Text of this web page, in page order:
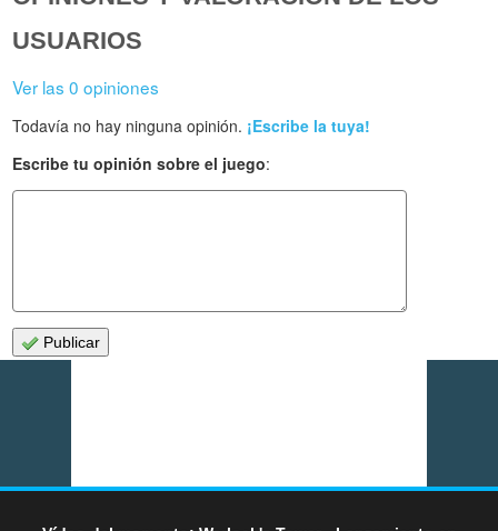
USUARIOS
Ver las 0 opiniones
Todavía no hay ninguna opinión. ¡Escribe la tuya!
Escribe tu opinión sobre el juego:
Publicar